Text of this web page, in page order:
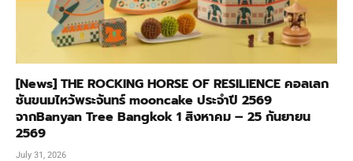
[News] THE ROCKING HORSE OF RESILIENCE คอลเลก
ชันขนมไหว้พระจันทร์ mooncake ประจำปี 2569
จากBanyan Tree Bangkok 1 สิงหาคม – 25 กันยายน
2569
July 31, 2026